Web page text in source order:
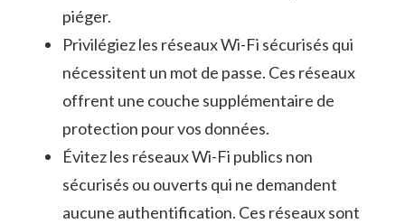
piéger.
Privilégiez les réseaux Wi-Fi sécurisés qui
⁣nécessitent un ⁣mot de passe. Ces réseaux
offrent une couche supplémentaire de
protection pour vos données.
Évitez les réseaux Wi-Fi‍ publics‌ non
⁢sécurisés ou ouverts qui ne demandent
aucune authentification.⁣ Ces réseaux sont ​